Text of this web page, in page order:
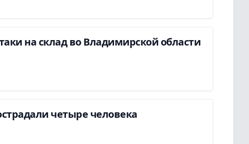
на склад во Владимирской области
четыре человека